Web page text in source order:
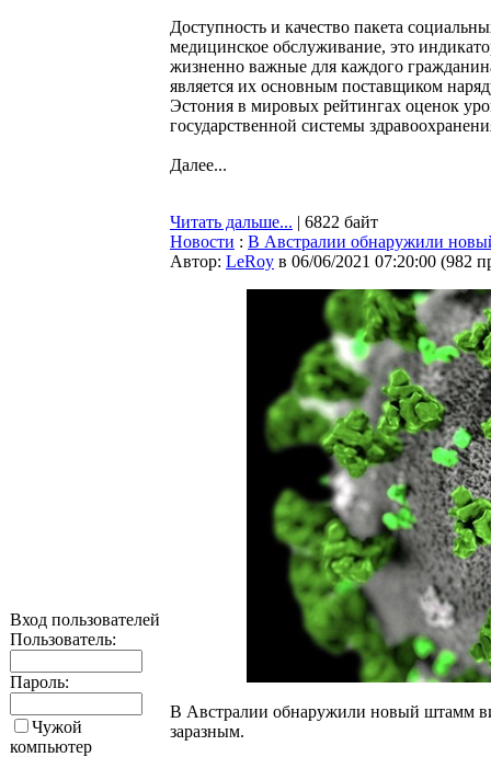
Вход пользователей
Пользователь:
Пароль:
Чужой
компьютер
Доступность и качество пакета
медицинское обслуживание, это
жизненно важные для каждого
является их основным поставщиком
Эстония в мировых рейтингах оценок
государственной системы
Далее...
Читать дальше... | 6822 байт
Новости : В Австралии обнаружили
Автор: LeRoy в 06/06/2021 07:20:00 (982
В Австралии обнаружили новый штамм
заразным.